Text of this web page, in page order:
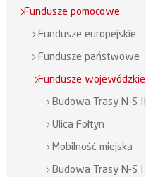
Fundusze pomocowe
Fundusze europejskie
Fundusze państwowe
Fundusze wojewódzkie
Budowa Trasy N-S III
Ulica Fołtyn
Mobilność miejska
Budowa Trasy N-S I